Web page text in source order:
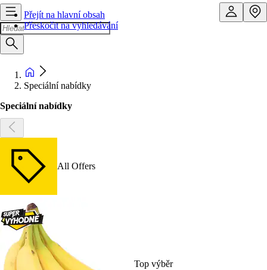
Přejít na hlavní obsah
Přeskočit na vyhledávání
Speciální nabídky
Speciální nabídky
All Offers
Top výběr